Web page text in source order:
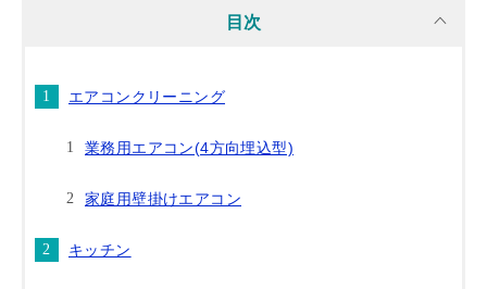
目次
エアコンクリーニング
業務用エアコン(4方向埋込型)
家庭用壁掛けエアコン
キッチン